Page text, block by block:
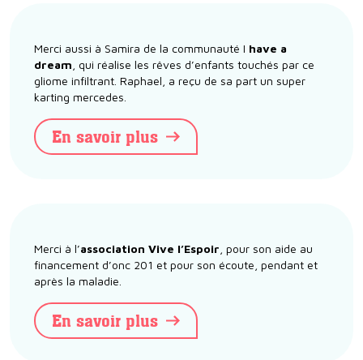
Merci aussi à Samira de la communauté I have a
dream , qui réalise les rêves d’enfants touchés par ce
gliome infiltrant. Raphael, a reçu de sa part un super
karting mercedes.
En savoir plus
Merci à l’association Vive l’Espoir , pour son aide au
financement d’onc 201 et pour son écoute, pendant et
après la maladie.
En savoir plus